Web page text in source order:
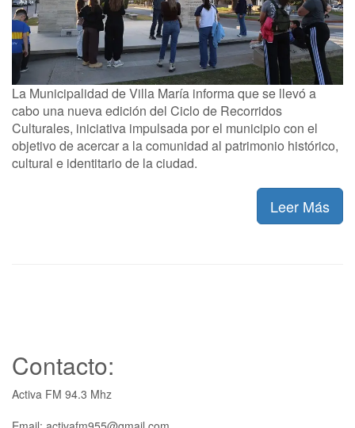
La Municipalidad de Villa María informa que se llevó a
cabo una nueva edición del Ciclo de Recorridos
Culturales, iniciativa impulsada por el municipio con el
objetivo de acercar a la comunidad al patrimonio histórico,
cultural e identitario de la ciudad.
Leer Más
Contacto:
Activa FM 94.3 Mhz